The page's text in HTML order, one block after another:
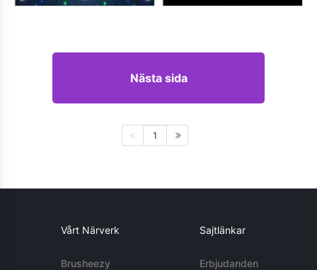
Nästa sida
1
Vårt Närverk
Brusheezy
Sajtlänkar
Erbjudanden